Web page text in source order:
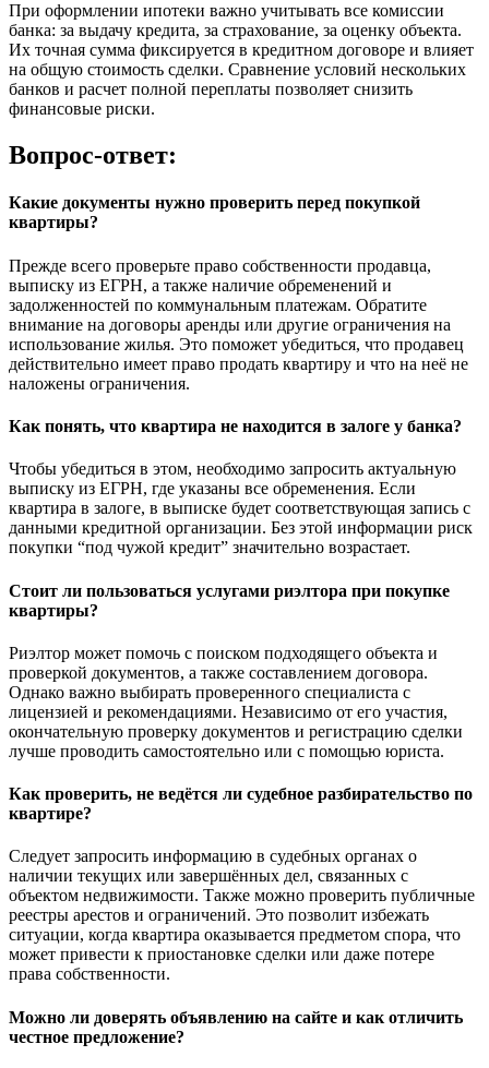
При оформлении ипотеки важно учитывать все комиссии
банка: за выдачу кредита, за страхование, за оценку объекта.
Их точная сумма фиксируется в кредитном договоре и влияет
на общую стоимость сделки. Сравнение условий нескольких
банков и расчет полной переплаты позволяет снизить
финансовые риски.
Вопрос-ответ:
Какие документы нужно проверить перед покупкой
квартиры?
Прежде всего проверьте право собственности продавца,
выписку из ЕГРН, а также наличие обременений и
задолженностей по коммунальным платежам. Обратите
внимание на договоры аренды или другие ограничения на
использование жилья. Это поможет убедиться, что продавец
действительно имеет право продать квартиру и что на неё не
наложены ограничения.
Как понять, что квартира не находится в залоге у банка?
Чтобы убедиться в этом, необходимо запросить актуальную
выписку из ЕГРН, где указаны все обременения. Если
квартира в залоге, в выписке будет соответствующая запись с
данными кредитной организации. Без этой информации риск
покупки “под чужой кредит” значительно возрастает.
Стоит ли пользоваться услугами риэлтора при покупке
квартиры?
Риэлтор может помочь с поиском подходящего объекта и
проверкой документов, а также составлением договора.
Однако важно выбирать проверенного специалиста с
лицензией и рекомендациями. Независимо от его участия,
окончательную проверку документов и регистрацию сделки
лучше проводить самостоятельно или с помощью юриста.
Как проверить, не ведётся ли судебное разбирательство по
квартире?
Следует запросить информацию в судебных органах о
наличии текущих или завершённых дел, связанных с
объектом недвижимости. Также можно проверить публичные
реестры арестов и ограничений. Это позволит избежать
ситуации, когда квартира оказывается предметом спора, что
может привести к приостановке сделки или даже потере
права собственности.
Можно ли доверять объявлению на сайте и как отличить
честное предложение?